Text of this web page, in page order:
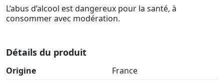
L’abus d’alcool est dangereux pour la santé, à
consommer avec modération.
Détails du produit
Origine
France